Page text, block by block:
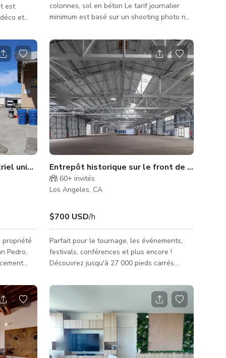
est
et
aux
en
et une
et
a une
colonnes, sol en béton Le tarif journalier
minimum est basé sur un shooting photo non
personnes ou moins pour une journée de 10
heures. Veuillez vous renseigner pour les
tarifs des projets à plus grande envergure et
inclure les détails suivants concernant votre
projet. Nom du projet : Dates nécessaires :
Objet du projet : Taille de l'équipe/talent :
Heures nécessaires : Zones nécessaires : In
unique et entrepôt
propriété
Pedro,
lot sans
et 5
Entrepôt historique sur le front de mer
60+ invités
Los Angeles, CA
$700 USD/h
Parfait pour le tournage, les événements,
festivals, conférences et plus encore !
Découvrez jusqu'à 27 000 pieds carrés
magnifiquement rénové datant de 110 ans.
Le lieu dispose de plafonds à fermes
ouvertes impressionnants s'élevant à 25
pieds, offrant une vue imprenable sur
l'océan Pacifique et le phare historique de
Point Fermin. Les invités bénéficieront d'un
parking gratuit et d'un accès à une salle de